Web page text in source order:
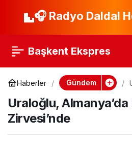
🎧 Radyo Daldal
Başkent Ekspres
Haberler Gündem
Uraloğlu, Almanya’da
Zirvesi’nde
Kızının Avukatlık